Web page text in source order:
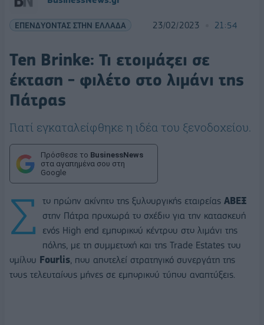
ΕΠΕΝΔΥΟΝΤΑΣ ΣΤΗΝ ΕΛΛΑΔΑ 23/02/2023 21:54
Ten Brinke: Τι ετοιμάζει σε
έκταση - φιλέτο στο λιμάνι της
Πάτρας
Γιατί εγκαταλείφθηκε η ιδέα του ξενοδοχείου.
Πρόσθεσε το BusinessNews
στα αγαπημένα σου στη
Google
Σ το πρώην ακίνητο της ξυλουργικής εταιρείας ABEΞ
στην Πάτρα προχωρά το σχέδιο για την κατασκευή
ενός High end εμπορικού κέντρου στο λιμάνι της
πόλης, με τη συμμετοχή και της Trade Estates του
ομίλου Fourlis, που αποτελεί στρατηγικό συνεργάτη της
τους τελευταίους μήνες σε εμπορικού τύπου αναπτύξεις.